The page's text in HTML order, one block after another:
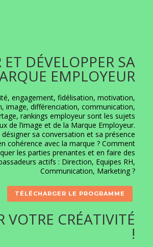
ET DÉVELOPPER SA
EMPLOYEUR
engagement, fidélisation, motivation,
image, différenciation, communication,
rankings employeur sont les sujets
de l’image et de la Marque Employeur.
sa conversation et sa présence
cohérence avec la marque ? Comment
les parties prenantes et en faire des
actifs : Direction, Equipes RH,
Communication, Marketing ?
TÉLÉCHARGER LE PROGRAMME
VOTRE CRÉATIVITÉ
!